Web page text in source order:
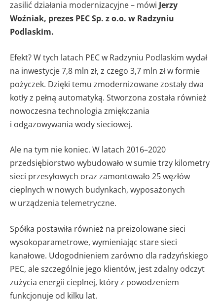
zasilić działania modernizacyjne – mówi Jerzy
Woźniak, prezes PEC Sp. z o.o. w Radzyniu
Podlaskim.
Efekt? W tych latach PEC w Radzyniu Podlaskim wydał
na inwestycje 7,8 mln zł, z czego 3,7 mln zł w formie
pożyczek. Dzięki temu zmodernizowane zostały dwa
kotły z pełną automatyką. Stworzona została również
nowoczesna technologia zmiękczania
i odgazowywania wody sieciowej.
Ale na tym nie koniec. W latach 2016–2020
przedsiębiorstwo wybudowało w sumie trzy kilometry
sieci przesyłowych oraz zamontowało 25 węzłów
cieplnych w nowych budynkach, wyposażonych
w urządzenia telemetryczne.
Spółka postawiła również na preizolowane sieci
wysokoparametrowe, wymieniając stare sieci
kanałowe. Udogodnieniem zarówno dla radzyńskiego
PEC, ale szczególnie jego klientów, jest zdalny odczyt
zużycia energii cieplnej, który z powodzeniem
funkcjonuje od kilku lat.